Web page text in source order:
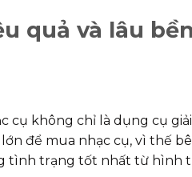
quả và lâu bền
cụ không chỉ là dụng cụ
để mua nhạc cụ, vì thế
tình trạng tốt nhất từ hình